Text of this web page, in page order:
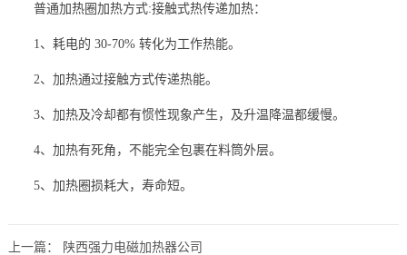
普通加热圈加热方式:接触式热传递加热：
1、耗电的 30-70% 转化为工作热能。
2、加热通过接触方式传递热能。
3、加热及冷却都有惯性现象产生，及升温降温都缓慢。
4、加热有死角，不能完全包裹在料筒外层。
5、加热圈损耗大，寿命短。
上一篇：
陕西强力电磁加热器公司